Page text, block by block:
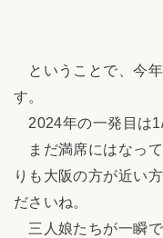
ということで、今
す。
2024年の一発目は1/
まだ満席にはなっ
りも大阪の方が近い
ださいね。
三人娘たちが一瞬で